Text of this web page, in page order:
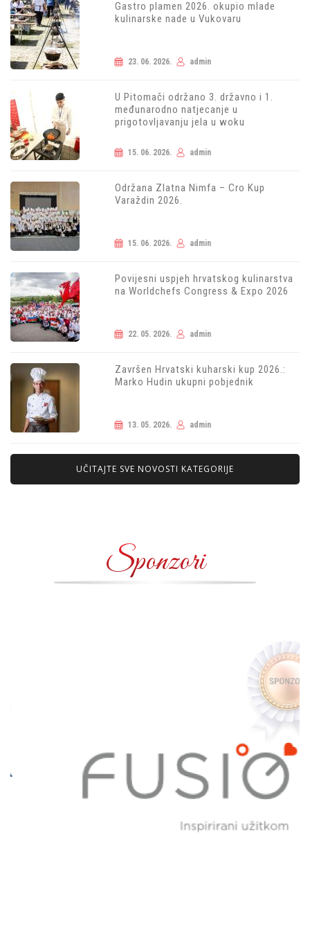
Gastro plamen 2026. okupio mlade
kulinarske nade u Vukovaru
23. 06. 2026. admin
U Pitomači održano 3. državno i 1.
međunarodno natjecanje u
prigotovljavanju jela u woku
15. 06. 2026. admin
Održana Zlatna Nimfa – Cro Kup
Varaždin 2026.
15. 06. 2026. admin
Povijesni uspjeh hrvatskog kulinarstva
na Worldchefs Congress & Expo 2026
22. 05. 2026. admin
Završen Hrvatski kuharski kup 2026.:
Marko Hudin ukupni pobjednik
13. 05. 2026. admin
UČITAJTE SVE NOVOSTI KATEGORIJE
Sponzori